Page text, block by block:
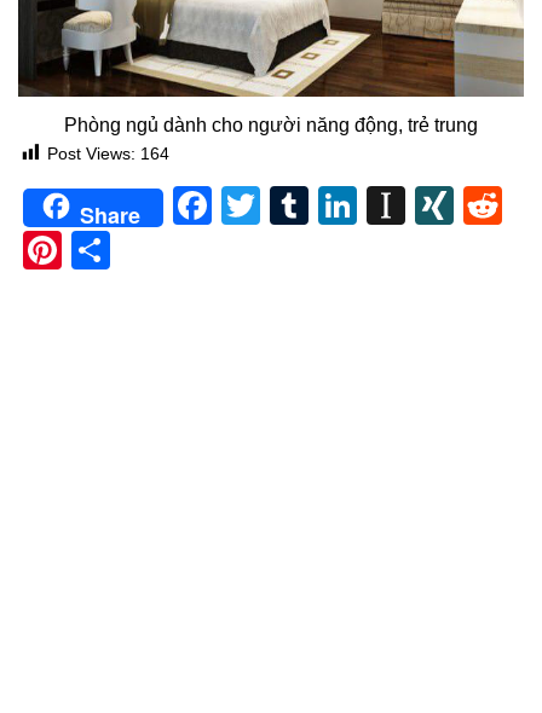
Phòng ngủ dành cho người năng động, trẻ trung
Post Views: 164
Share Facebook
TwitterTumblrLinkedIn
Pinterest